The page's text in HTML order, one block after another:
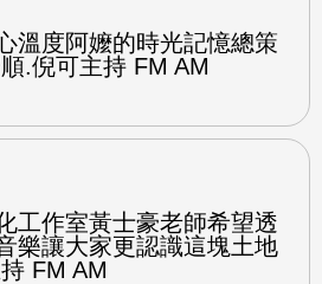
溫度阿嬤的時光記憶總策
.倪可主持 FM AM
工作室黃士豪老師希望透
樂讓大家更認識這塊土地
FM AM